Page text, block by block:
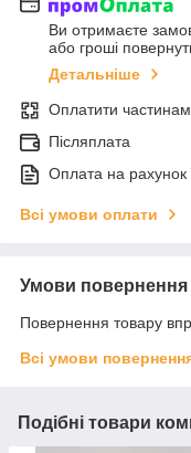
Ви отримаєте
або гроші
Детальніше
Оплатити
Післяплата
Оплата на рахунок
Всі умови оплати
Умови повернення
Повернення товару
Всі умови
Подібні товари